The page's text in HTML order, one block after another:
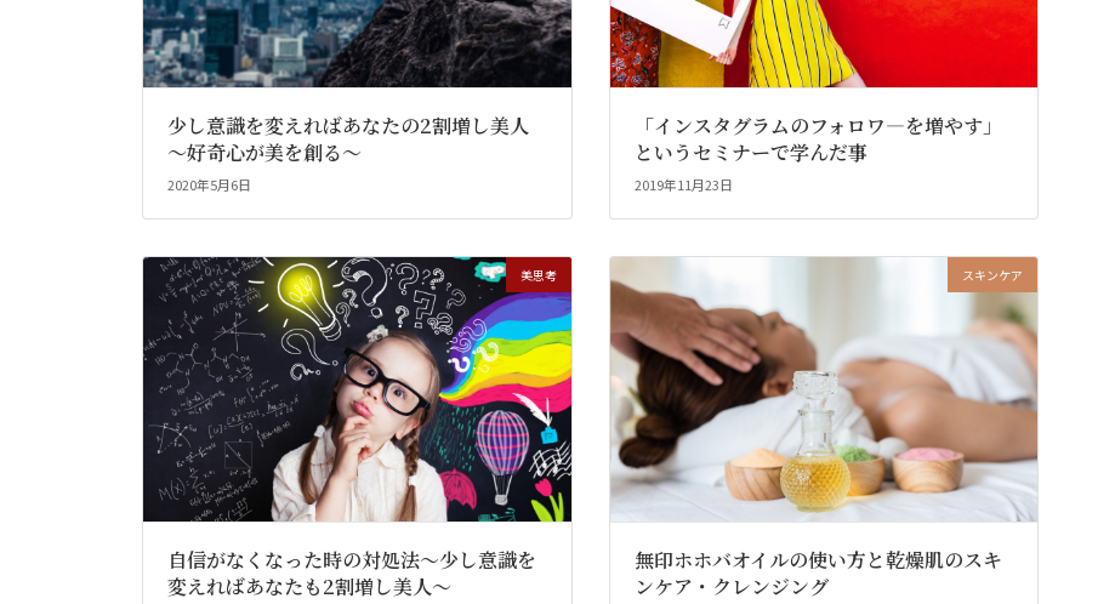
少し意識を変えればあなたの2割増し美人
～好奇心が美を創る～
2020年5月6日
「インスタグラムのフォロワ―を増やす」
というセミナーで学んだ事
2019年11月23日
美思考
自信がなくなった時の対処法～少し意識を
変えればあなたも2割増し美人～
スキンケア
無印ホホバオイルの使い方と乾燥肌のスキ
ンケア・クレンジング